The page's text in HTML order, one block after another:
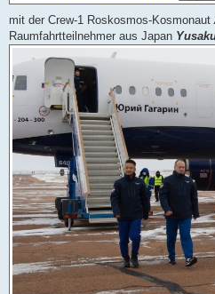
mit der Crew-1 Roskosmos-Kosmonaut
Raumfahrtteilnehmer aus Japan